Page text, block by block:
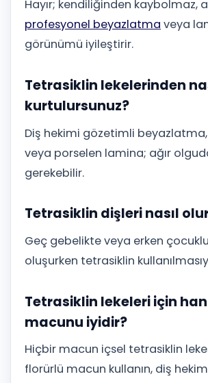
Hayır; kendiliğinden kaybolmaz,
profesyonel beyazlatma veya
görünümü iyileştirir.
Tetrasiklin lekelerinden
kurtulursunuz?
Diş hekimi gözetimli
veya porselen lamina; ağır
gerekebilir.
Tetrasiklin dişleri nasıl
Geç gebelikte veya erken
oluşurken tetrasiklin
Tetrasiklin lekeleri için
macunu iyidir?
Hiçbir macun içsel tetrasiklin
florürlü macun kullanın, diş